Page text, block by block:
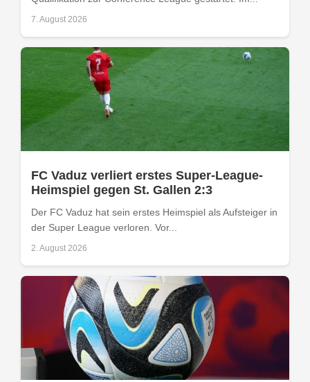
7. August 2026
FC Vaduz verliert erstes Super-League-
Heimspiel gegen St. Gallen 2:3
Der FC Vaduz hat sein erstes Heimspiel als Aufsteiger in
der Super League verloren. Vor...
2. August 2026